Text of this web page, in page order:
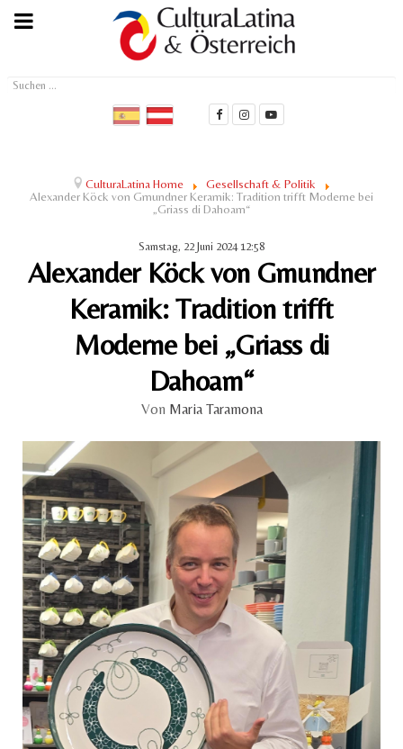
Suchen
CulturaLatina Home
Gesellschaft & Politik
Alexander Köck von Gmundner Keramik: Tradition trifft Moderne bei
„Griass di Dahoam“
Samstag, 22 Juni 2024 12:58
Alexander Köck von Gmundner
Keramik: Tradition trifft
Moderne bei „Griass di
Dahoam“
Von Maria Taramona